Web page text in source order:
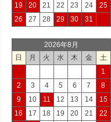
19
20 21 22 23 24
25
26
27 28 29 30 31
2026年8月
日
月 火 水 木 金
土
1
2
3 4 5 6 7
8
9
10 11 12 13 14
15
16
17 18 19 20 21
22